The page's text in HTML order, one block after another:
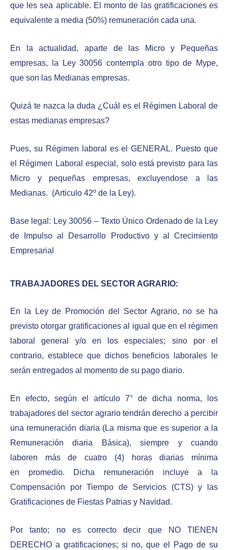
que les sea aplicable. El monto de las gratificaciones es
equivalente a media (50%) remuneración cada una.
En la actualidad, aparte de las Micro y Pequeñas
empresas, la Ley 30056 contempla otro tipo de Mype,
que son las Medianas empresas.
Quizá te nazca la duda ¿Cuál es el Régimen Laboral de
estas medianas empresas?
Pues, su Régimen laboral es el GENERAL. Puesto que
el Régimen Laboral especial, solo está previsto para las
Micro y pequeñas empresas, excluyendose a las
Medianas. (Articulo 42º de la Ley).
Base legal: Ley 30056 – Texto Único Ordenado de la Ley
de Impulso al Desarrollo Productivo y al Crecimiento
Empresarial
TRABAJADORES DEL SECTOR AGRARIO:
En la Ley de Promoción del Sector Agrario, no se ha
previsto otorgar gratificaciones al igual que en el régimen
laboral general y/o en los especiales; sino por el
contrario, establece que dichos beneficios laborales le
serán entregados al momento de su pago diario.
En efecto, según el artículo 7° de dicha norma, los
trabajadores del sector agrario tendrán derecho a percibir
una remuneración diaria (La misma que es superior a la
Remuneración diaria Básica), siempre y cuando
laboren más de cuatro (4) horas diarias mínima
en promedio. Dicha remuneración incluye a la
Compensación por Tiempo de Servicios (CTS) y las
Gratificaciones de Fiestas Patrias y Navidad.
Por tanto; no es correcto decir que NO TIENEN
DERECHO a gratificaciones; si no, que el Pago de su